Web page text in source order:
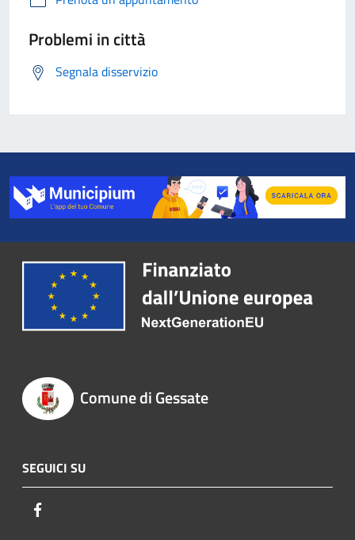
Problemi in città
Segnala disservizio
Comune di Gessate
SEGUICI SU